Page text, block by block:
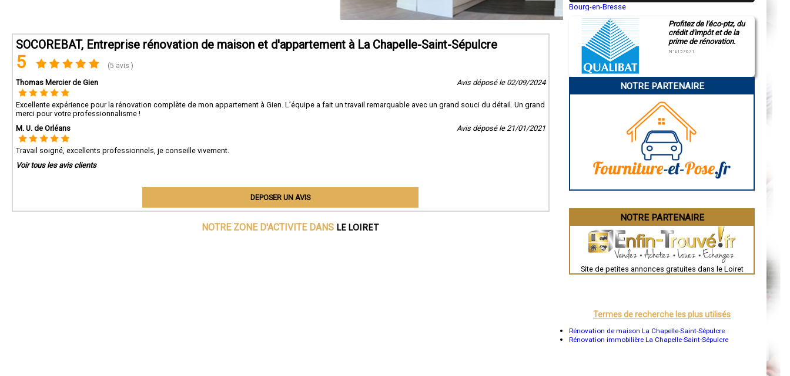
SOCOREBAT, Entreprise rénovation de maison et d'appartement à La Chapelle-Saint-Sépulcre
5 (5 avis )
Thomas Mercier de Gien Avis déposé le 02/09/2024
Excellente expérience pour la rénovation complète de mon appartement à Gien. L’équipe a fait un travail remarquable avec un grand souci du détail. Un grand
merci pour votre professionnalisme !
M. U. de Orléans
Avis déposé le 21/01/2021
Travail soigné, excellents professionnels, je conseille vivement.
Voir tous les avis clients
DEPOSER UN AVIS
NOTRE ZONE D'ACTIVITE DANS LE LOIRET
Bourg-en-Bresse
Montluçon
Manosque
Gap
Charleville-Mézières
Pamiers
Narbonne
Brive-la-Gaillarde
Guéret
Besançon
Évreux
Chartres
Nîmes
Auch
Dole
Mont-de-Marsan
Profitez de l'éco-ptz, du
crédit d'impôt et de la
prime de rénovation.
N°E157671
NOTRE PARTENAIRE
NOTRE PARTENAIRE
Site de petites annonces gratuites dans le Loiret
Termes de recherche les plus utilisés
Rénovation de maison La Chapelle-Saint-Sépulcre
Rénovation immobilière La Chapelle-Saint-Sépulcre